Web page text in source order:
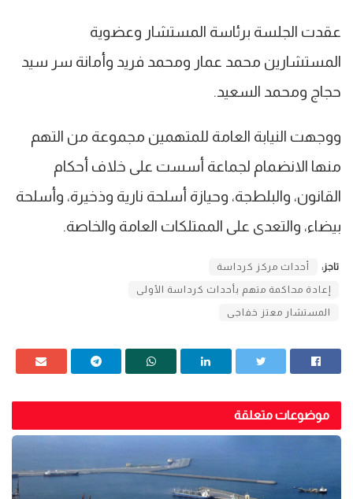
عقدت الجلسة برئاسة المستشار وعضوية
المستشارين محمد عمار ومحمد فريد وأمانة سر سيد
حجاج ومحمد السعيد.
ووجهت النيابة العامة للمتهمين مجموعة من التهم
منها الانضمام لجماعة أسست على خلاف أحكام
القانون، والبلطجة، وحيازة أسلحة نارية وذخيرة، وأسلحة
بيضاء، والتعدى على الممتلكات العامة والخاصة.
تاجز: أحداث مركز كرداسة
إعادة محاكمة متهم بأحداث كرداسة الأولى
المستشار معتز خفاجى
موضوعات متعلقة